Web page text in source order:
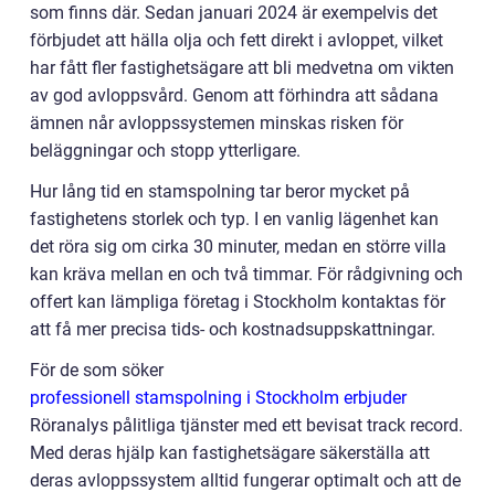
som finns där. Sedan januari 2024 är exempelvis det
förbjudet att hälla olja och fett direkt i avloppet, vilket
har fått fler fastighetsägare att bli medvetna om vikten
av god avloppsvård. Genom att förhindra att sådana
ämnen når avloppssystemen minskas risken för
beläggningar och stopp ytterligare.
Hur lång tid en stamspolning tar beror mycket på
fastighetens storlek och typ. I en vanlig lägenhet kan
det röra sig om cirka 30 minuter, medan en större villa
kan kräva mellan en och två timmar. För rådgivning och
offert kan lämpliga företag i Stockholm kontaktas för
att få mer precisa tids- och kostnadsuppskattningar.
För de som söker
professionell stamspolning i Stockholm erbjuder
Röranalys pålitliga tjänster med ett bevisat track record.
Med deras hjälp kan fastighetsägare säkerställa att
deras avloppssystem alltid fungerar optimalt och att de